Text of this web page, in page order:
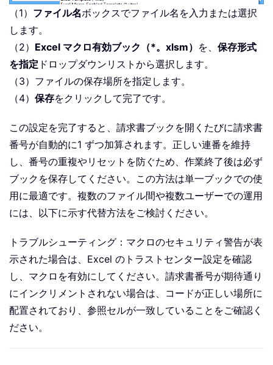
（1） ファイル名ボックスでファイル名を入力または選択
します。
（2） Excel マクロ有効ブック（*。xlsm） を、 保存形式
を指定 ドロップダウンリストから選択します。
（3）ファイルの保存場所を指定します。
（4） 保存をクリックして完了です。
この設定を完了すると、請求書ブックを開くたびに請求書
番号が自動的に1 ずつ加算されます。正しい連番を維持
し、番号の重複やリセットを防ぐため、作業終了後は必ず
ブックを保存してください。この方法は単一ブックでの使
用に最適です。複数のファイル間や複数ユーザーでの運用
には、以下に示す代替方法をご検討ください。
トラブルシューティング：マクロのセキュリティ警告が表
示された場合は、Excel のトラストセンター設定を確認
し、マクロを有効にしてください。請求書番号が期待通り
にインクリメントされない場合は、コードが正しい場所に
配置されており、参照セルが一致していることをご確認く
ださい。